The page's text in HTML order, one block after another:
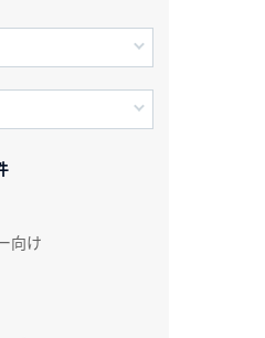
向け